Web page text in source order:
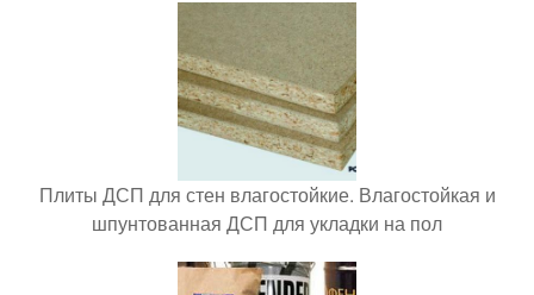
Плиты ДСП для стен влагостойкие. Влагостойкая и
шпунтованная ДСП для укладки на пол